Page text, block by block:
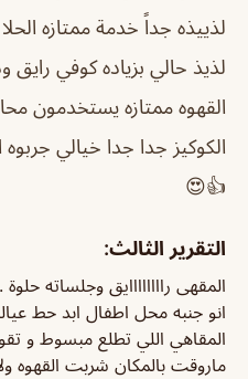
لذييذه جداً خدمة ممتازه
لذيذ حالي بزياده كوفي
القهوه ممتازه يستخدمون
الكوكيز جدا جدا خيالي
👍😍
التقرير الثالث:
المقهى راااااااايق وجلساته
انو جنبه محل اطفال ابد حط
المقاهي اللي تطلع مبسوط و
ماروقت بالمكان شربت القهوه